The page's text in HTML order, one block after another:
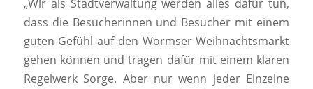
„Wir als Stadtverwaltung werden alles dafür tun,
dass die Besucherinnen und Besucher mit einem
guten Gefühl auf den Wormser Weihnachtsmarkt
gehen können und tragen dafür mit einem klaren
Regelwerk Sorge. Aber nur wenn jeder Einzelne